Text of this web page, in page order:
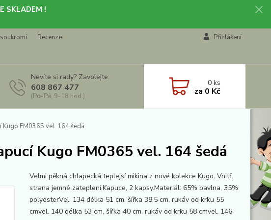
SKLADEM !
Recenze
Přihlášení
Nevíte si rady? Zavolejte.
608 867 477
(Po-Pá, 9-18 hod.)
0ks
za 0 Kč
Kugo FM0365 vel. 164 šedá
Kugo FM0365 vel. 164 šedá
Velmi pěkná chlapecká teplejší mikina z nové kolekce Kugo. Vnitř.
strana jemné zateplení.Kapuce, 2 kapsy.Materiál: 65% bavlna, 35%
polyesterVel. 134 délka 51 cm, šířka 38,5 cm, rukáv od krku 55
cmvel. 140 délka 53 cm, šířka 40 cm, rukáv od krku 58 cmvel. 146